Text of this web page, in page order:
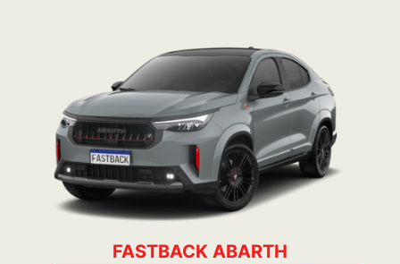
FASTBACK ABARTH